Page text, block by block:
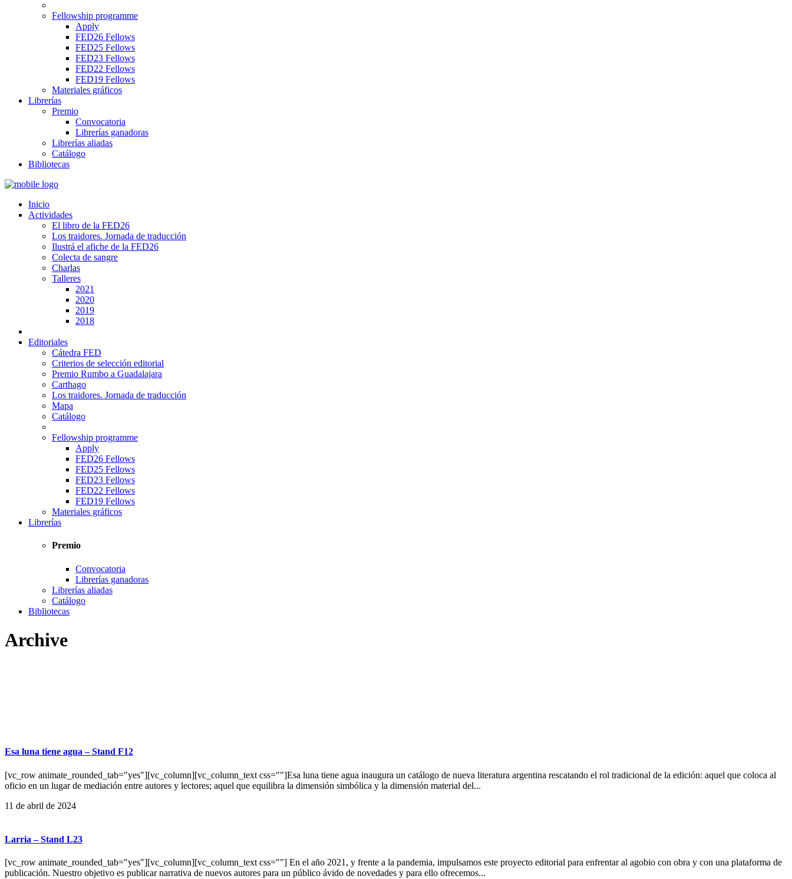
Fellowship programme
Apply
FED26 Fellows
FED25 Fellows
FED23 Fellows
FED22 Fellows
FED19 Fellows
Materiales gráficos
Librerías
Premio
Convocatoria
Librerías ganadoras
Librerías aliadas
Catálogo
Bibliotecas
Inicio
Actividades
El libro de la FED26
Los traidores. Jornada de traducción
Ilustrá el afiche de la FED26
Colecta de sangre
Charlas
Talleres
2021
2020
2019
2018
Editoriales
Cátedra FED
Criterios de selección editorial
Premio Rumbo a Guadalajara
Carthago
Los traidores. Jornada de traducción
Mapa
Catálogo
Fellowship programme
Apply
FED26 Fellows
FED25 Fellows
FED23 Fellows
FED22 Fellows
FED19 Fellows
Materiales gráficos
Librerías
Premio
Convocatoria
Librerías ganadoras
Librerías aliadas
Catálogo
Bibliotecas
Archive
Esa luna tiene agua – Stand F12
[vc_row animate_rounded_tab="yes"][vc_column][vc_column_text css=""]Esa luna tiene agua inaugura un catálogo de nueva literatura argentina rescatando el rol tradicional de la edición: aquel que coloca al
oficio en un lugar de mediación entre autores y lectores; aquel que equilibra la dimensión simbólica y la dimensión material del...
11 de abril de 2024
Larria – Stand L23
[vc_row animate_rounded_tab="yes"][vc_column][vc_column_text css=""] En el año 2021, y frente a la pandemia, impulsamos este proyecto editorial para enfrentar al agobio con obra y con una plataforma de
publicación. Nuestro objetivo es publicar narrativa de nuevos autores para un público ávido de novedades y para ello ofrecemos...